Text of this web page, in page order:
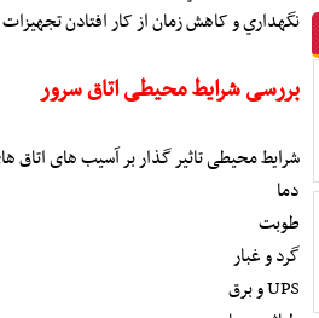
نگهداري و کاهش زمان از کار افتادن
بررسی شرایط محیطی اتاق سرور
شرایط محیطی تاثیر گذار بر آسیب های اتاق
دما
طوبت
گرد و غبار
UPS و برق